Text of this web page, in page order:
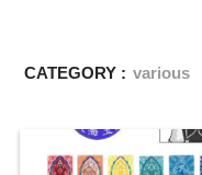
CATEGORY : various